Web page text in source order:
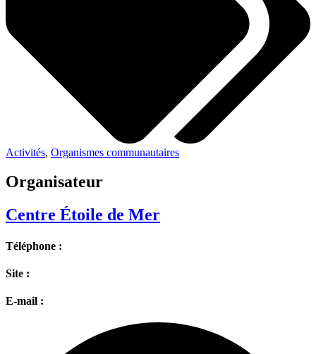
Activités, Organismes communautaires
Organisateur
Centre Étoile de Mer
Téléphone :
Site :
E-mail :